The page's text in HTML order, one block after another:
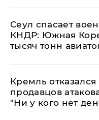
​Сеул спасает
КНДР: Южная
тысяч тонн
Кремль
продавцов
"Ни у кого нет